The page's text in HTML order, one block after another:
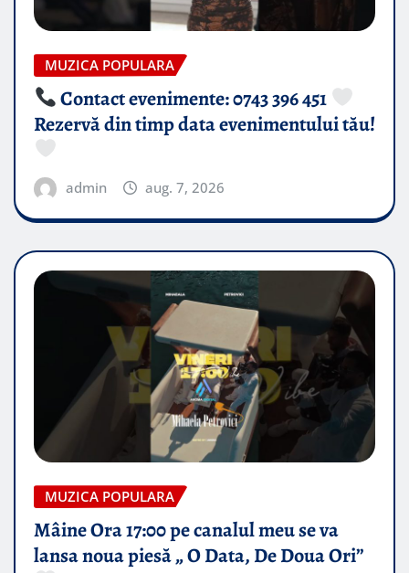
MUZICA POPULARA
Contact evenimente: 0743 396 451
Rezervă din timp data evenimentului tău!
admin aug. 7, 2026
MUZICA POPULARA
Mâine Ora 17:00 pe canalul meu se va
lansa noua piesă „ O Data, De Doua Ori”